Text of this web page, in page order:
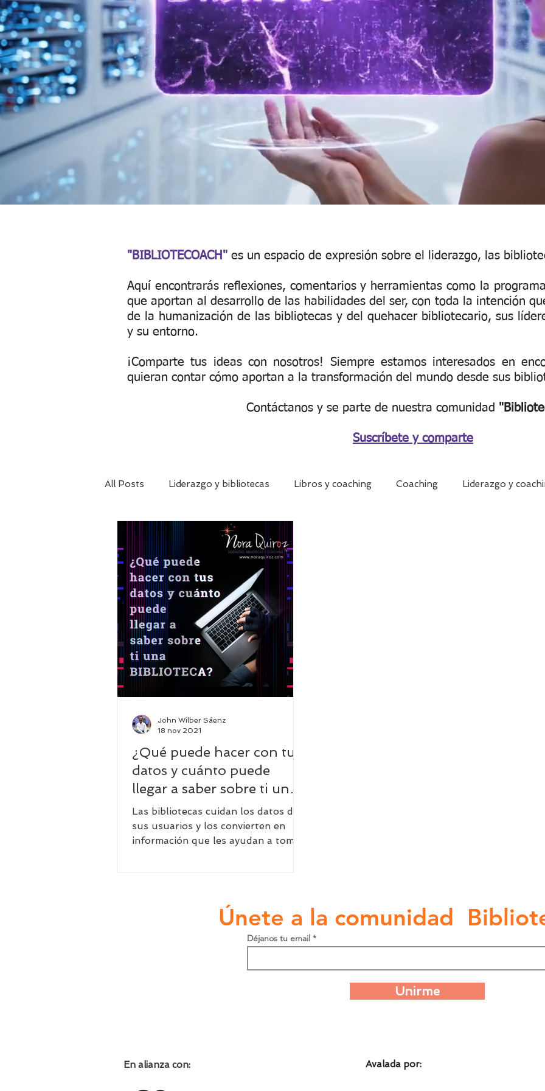
"BIBLIOTECOACH" es un espacio de expresión sobre el liderazgo, las
Aquí encontrarás reflexiones, comentarios y herramientas como la
que aportan al desarrollo de las habilidades del ser, con toda la intención
de la humanización de las bibliotecas y del quehacer bibliotecario, sus
y su entorno.
¡Comparte tus ideas con nosotros! Siempre estamos interesados ​​en
quieran contar cómo aportan a la transformación del mundo desde sus
Contáctanos y se parte de nuestra comunidad
Suscríbete y comparte
All Posts Liderazgo y bibliotecas Libros y coaching Coaching Liderazgo y
Líder - coach invitado Bibliotecas y coaching
Coaching Educativo Bibliotecarios con valor
Tecnología en Bibliotecas Investigación
Bibliotecas del futuro lide Neuroeducación
Propiedad Intelectual
¿Qué puede hacer con tus
datos y cuánto puede
llegar a saber sobre ti una
biblioteca?
Las bibliotecas cuidan los datos de
sus usuarios y los convierten en
información que les ayudan a tomar
John Wilber Sáenz
18 nov 2021
Únete a la comunidad
Déjanos tu email
Unirme
En alianza con: Avalada por: